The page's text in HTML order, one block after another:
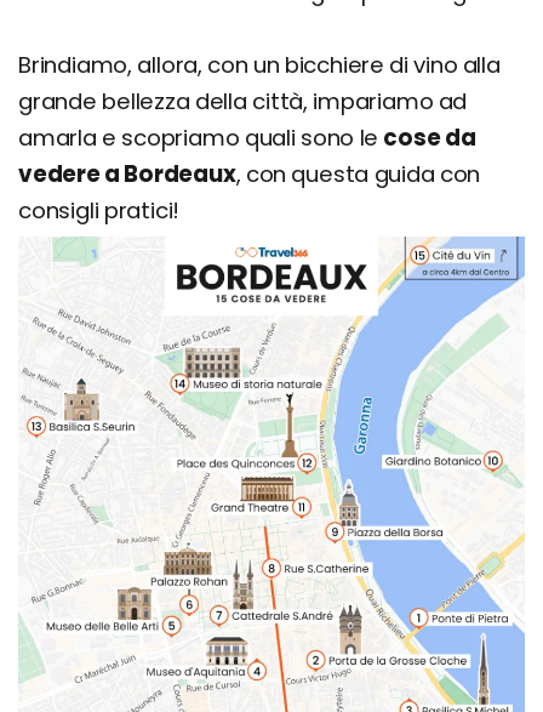
Brindiamo, allora, con un bicchiere di vino alla
grande bellezza della città, impariamo ad
amarla e scopriamo quali sono le cose da
vedere a Bordeaux, con questa guida con
consigli pratici!